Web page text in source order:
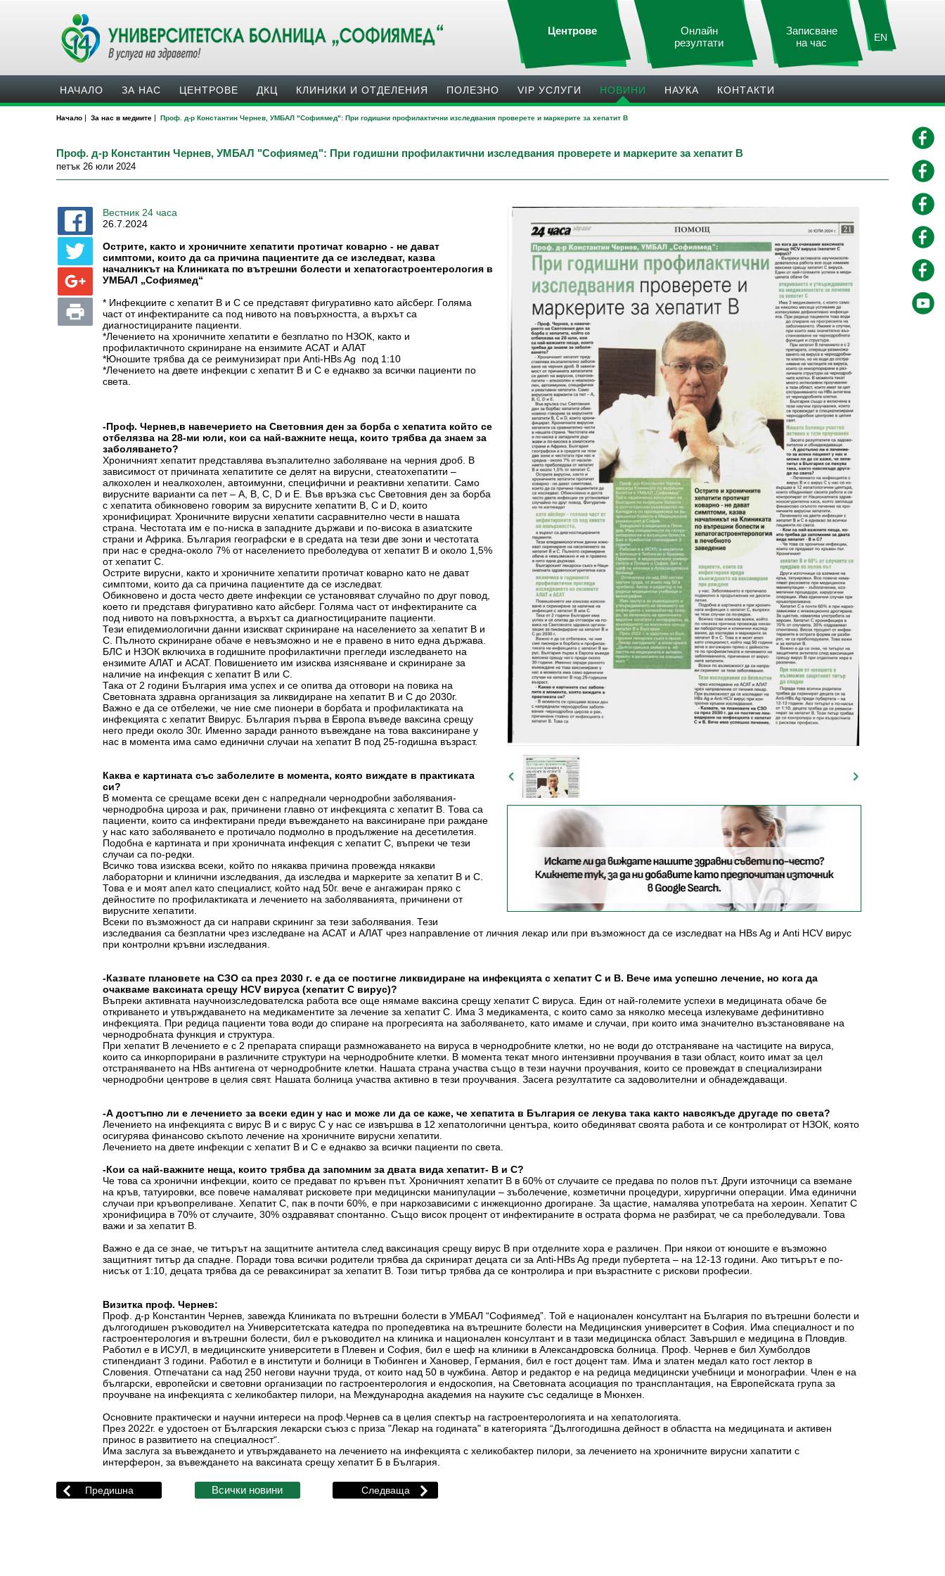
EN
Записване
на час
Онлайн
резултати
Центрове
НАЧАЛО ЗА НАС ЦЕНТРОВЕ ДКЦ КЛИНИКИ И ОТДЕЛЕНИЯ ПОЛЕЗНO VIP УСЛУГИ НОВИНИ НАУКА КОНТАКТИ
Начало | За нас в медиите | Проф. д-р Константин Чернев, УМБАЛ "Софиямед": При годишни профилактични изследвания проверете и маркерите за хепатит В
Проф. д-р Константин Чернев, УМБАЛ "Софиямед": При годишни профилактични изследвания проверете и маркерите за хепатит В
петък 26 юли 2024
Вестник 24 часа
26.7.2024
Острите, както и хроничните хепатити протичат коварно - не дават
симптоми, които да са причина пациентите да се изследват, казва
началникът на Клиниката по вътрешни болести и хепатогастроентерология в
УМБАЛ „Софиямед“
* Инфекциите с хепатит В и С се представят фигуративно като айсберг. Голяма
част от инфектираните са под нивото на повърхността, а върхът са
диагностицираните пациенти.
*Лечението на хроничните хепатити е безплатно по НЗОК, както и
профилактичното скриниране на ензимите АСАТ и АЛАТ
*Юношите трябва да се реимунизират при Anti-HBs Ag под 1:10
*Лечението на двете инфекции с хепатит В и С е еднакво за всички пациенти по
света.
-Проф. Чернев,в навечерието на Световния ден за борба с хепатита който се
отбелязва на 28-ми юли, кои са най-важните неща, които трябва да знаем за
заболяването?
Хроничният хепатит представлява възпалително заболяване на черния дроб. В
зависимост от причината хепатитите се делят на вирусни, стеатохепатити –
алкохолен и неалкохолен, автоимунни, специфични и реактивни хепатити. Само
вирусните варианти са пет – A, B, C, D и E. Във връзка със Световния ден за борба
с хепатита обикновено говорим за вирусните хепатити В, С и D, които
хронифицират. Хроничните вирусни хепатити сасравнително чести в нашата
страна. Честотата им е по-ниска в западните държави и по-висока в азиатските
страни и Африка. България географски е в средата на тези две зони и честотата
при нас е средна-около 7% от населението преболедува от хепатит В и около 1,5%
от хепатит С.
Острите вирусни, както и хроничните хепатити протичат коварно като не дават
симптоми, които да са причина пациентите да се изследват.
Обикновено и доста често двете инфекции се установяват случайно по друг повод,
което ги представя фигуративно като айсберг. Голяма част от инфектираните са
под нивото на повърхността, а върхът са диагностицираните пациенти.
Тези епидемиологични данни изискват скриниране на населението за хепатит В и
С. Пълното скриниране обаче е невъзможно и не е правено в нито една държава.
БЛС и НЗОК включиха в годишните профилактични прегледи изследването на
ензимите АЛАТ и АСАТ. Повишението им изисква изясняване и скриниране за
наличие на инфекция с хепатит В или С.
Така от 2 години България има успех и се опитва да отговори на повика на
Световната здравна организация за ликвидиране на хепатит В и С до 2030г.
Важно е да се отбележи, че ние сме пионери в борбата и профилактиката на
инфекцията с хепатит Ввирус. България първа в Европа въведе ваксина срещу
него преди около 30г. Именно заради ранното въвеждане на това ваксиниране у
нас в момента има само единични случаи на хепатит В под 25-годишна възраст.
Каква е картината със заболелите в момента, която виждате в практиката
си?
В момента се срещаме всеки ден с напреднали чернодробни заболявания-
чернодробна цироза и рак, причинени главно от инфекцията с хепатит В. Това са
пациенти, които са инфектирани преди въвеждането на ваксиниране при раждане
у нас като заболяването е протичало подмолно в продължение на десетилетия.
Подобна е картината и при хроничната инфекция с хепатит С, въпреки че тези
случаи са по-редки.
Всичко това изисква всеки, който по някаква причина провежда някакви
лабораторни и клинични изследвания, да изследва и маркерите за хепатит В и С.
Това е и моят апел като специалист, който над 50г. вече е ангажиран пряко с
дейностите по профилактиката и лечението на заболяванията, причинени от
вирусните хепатити.
Всеки по възможност да си направи скрининг за тези заболявания. Тези
изследвания са безплатни чрез изследване на АСАТ и АЛАТ чрез направление от личния лекар или при възможност да се изследват на HBs Ag и Anti HCV вирус
при контролни кръвни изследвания.
-Казвате плановете на СЗО са през 2030 г. e да се постигне ликвидиране на инфекцията с хепатит С и В. Вече има успешно лечение, но кога да
очакваме ваксината срещу HCV вируса (хепатит С вирус)?
Въпреки активната научноизследователска работа все още нямаме ваксина срещу хепатит С вируса. Един от най-големите успехи в медицината обаче бе
откриването и утвърждаването на медикаментите за лечение за хепатит С. Има 3 медикамента, с които само за няколко месеца излекуваме дефинитивно
инфекцията. При редица пациенти това води до спиране на прогресията на заболяването, като имаме и случаи, при които има значително възстановяване на
чернодробната функция и структура.
При хепатит В лечението е с 2 препарата спиращи размножаването на вируса в чернодробните клетки, но не води до отстраняване на частиците на вируса,
които са инкорпорирани в различните структури на чернодробните клетки. В момента текат много интензивни проучвания в тази област, които имат за цел
отстраняването на HBs антигена от чернодробните клетки. Нашата страна участва също в тези научни проучвания, които се провеждат в специализирани
чернодробни центрове в целия свят. Нашата болница участва активно в тези проучвания. Засега резултатите са задоволителни и обнадеждаващи.
-А достъпно ли е лечението за всеки един у нас и може ли да се каже, че хепатита в България се лекува така както навсякъде другаде по света?
Лечението на инфекцията с вирус В и с вирус С у нас се извършва в 12 хепатологични центъра, които обединяват своята работа и се контролират от НЗОК, която
осигурява финансово скъпото лечение на хроничните вирусни хепатити.
Лечението на двете инфекции с хепатит В и С е еднакво за всички пациенти по света.
-Кои са най-важните неща, които трябва да запомним за двата вида хепатит- В и С?
Че това са хронични инфекции, които се предават по кръвен път. Хроничният хепатит В в 60% от случаите се предава по полов път. Други източници са вземане
на кръв, татуировки, все повече намаляват рисковете при медицински манипулации – зъболечение, козметични процедури, хирургични операции. Има единични
случаи при кръвопреливане. Хепатит С, пак в почти 60%, е при наркозависими с инжекционно дрогиране. За щастие, намалява употребата на хероин. Хепатит С
хронифицира в 70% от случаите, 30% оздравяват спонтанно. Също висок процент от инфектираните в острата форма не разбират, че са преболедували. Това
важи и за хепатит В.
Важно е да се знае, че титърът на защитните антитела след ваксинация срещу вирус В при отделните хора е различен. При някои от юношите е възможно
защитният титър да спадне. Поради това всички родители трябва да скринират децата си за Anti-HBs Ag преди пубертета – на 12-13 години. Ако титърът е по-
нисък от 1:10, децата трябва да се реваксинират за хепатит В. Този титър трябва да се контролира и при възрастните с рискови професии.
Визитка проф. Чернев:
Проф. д-р Константин Чернев, завежда Клиниката по вътрешни болести в УМБАЛ “Софиямед”. Той е национален консултант на България по вътрешни болести и
дългогодишен ръководител на Университетската катедра по пропедевтика на вътрешните болести на Медицинския университет в София. Има специалност и по
гастроентерология и вътрешни болести, бил е ръководител на клиника и национален консултант и в тази медицинска област. Завършил е медицина в Пловдив.
Работил е в ИСУЛ, в медицинските университети в Плевен и София, бил е шеф на клиники в Александровска болница. Проф. Чернев е бил Хумболдов
стипендиант 3 години. Работил е в институти и болници в Тюбинген и Хановер, Германия, бил е гост доцент там. Има и златен медал като гост лектор в
Словения. Отпечатани са над 250 негови научни труда, от които над 50 в чужбина. Автор и редактор е на редица медицински учебници и монографии. Член е на
български, европейски и световни организации по гастроентерология и ендоскопия, на Световната асоциация по трансплантация, на Европейската група за
проучване на инфекцията с хеликобактер пилори, на Международна академия на науките със седалище в Мюнхен.
Основните практически и научни интереси на проф.Чернев са в целия спектър на гастроентерологията и на хепатологията.
През 2022г. е удостоен от Българския лекарски съюз с приза "Лекар на годината" в категорията “Дългогодишна дейност в областта на медицината и активен
принос в развитието на специалност“.
Има заслуга за въвеждането и утвърждаването на лечението на инфекцията с хеликобактер пилори, за лечението на хрoничните вирусни хапатити с
интерферон, за въвеждането на ваксината срещу хепатит Б в България.